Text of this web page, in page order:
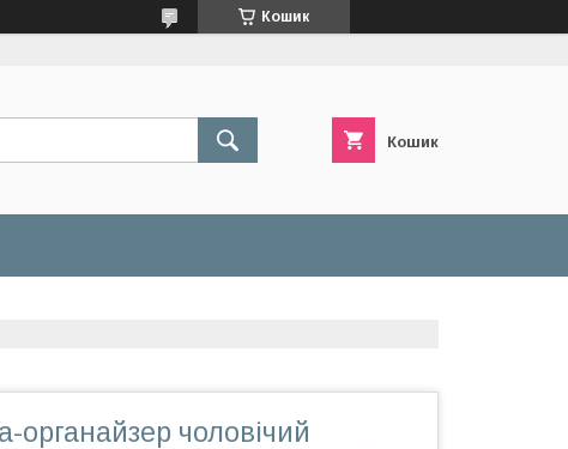
Кошик
Кошик
органайзер чоловічий